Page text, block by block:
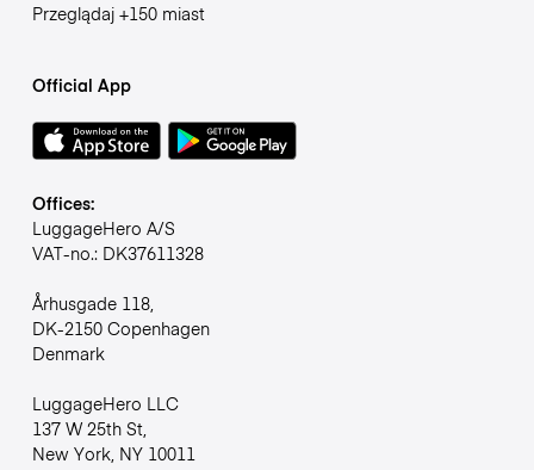
Przeglądaj +150 miast
Official App
Offices:
LuggageHero A/S
VAT-no.: DK37611328
Århusgade 118,
DK-2150 Copenhagen
Denmark
LuggageHero LLC
137 W 25th St,
New York, NY 10011